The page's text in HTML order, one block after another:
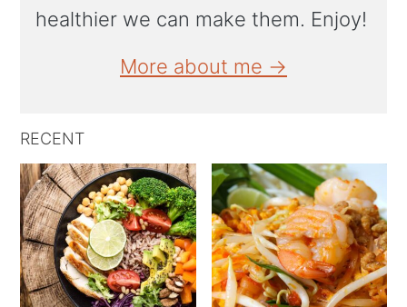
healthier we can make them. Enjoy!
More about me →
RECENT